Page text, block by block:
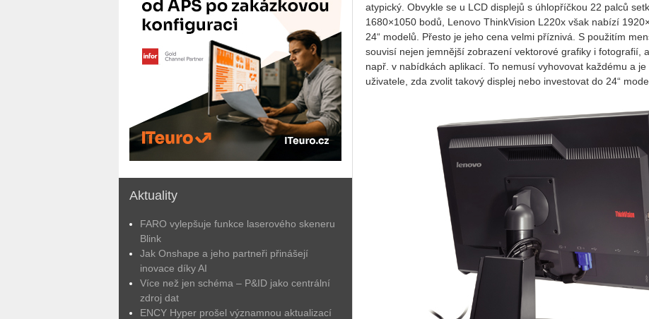
Aktuality
FARO vylepšuje funkce laserového skeneru
Blink
Jak Onshape a jeho partneři přinášejí
inovace díky AI
Více než jen schéma – P&ID jako centrální
zdroj dat
ENCY Hyper prošel významnou aktualizací
atypický. Obvykle se u LCD displejů s úhlopříčkou 22 palců
1680×1050 bodů, Lenovo ThinkVision L220x však nabízí
24“ modelů. Přesto je jeho cena velmi příznivá. S použitím
souvisí nejen jemnější zobrazení vektorové grafiky i fotografií,
např. v nabídkách aplikací. To nemusí vyhovovat každému a
uživatele, zda zvolit takový displej nebo investovat do 24“